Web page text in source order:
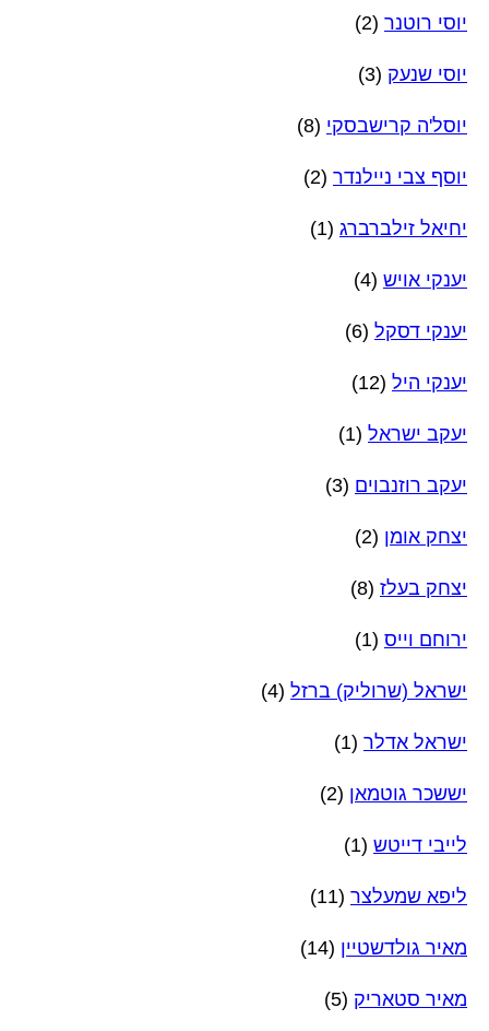
יוסי רוטנר (2)
יוסי שנעק (3)
יוסל'ה קרישבסקי (8)
יוסף צבי ניילנדר (2)
יחיאל זילברברג (1)
יענקי אויש (4)
יענקי דסקל (6)
יענקי היל (12)
יעקב ישראל (1)
יעקב רוזנבוים (3)
יצחק אומן (2)
יצחק בעלז (8)
ירוחם וייס (1)
ישראל (שרוליק) ברזל (4)
ישראל אדלר (1)
יששכר גוטמאן (2)
לייבי דייטש (1)
ליפא שמעלצר (11)
מאיר גולדשטיין (14)
מאיר סטאריק (5)